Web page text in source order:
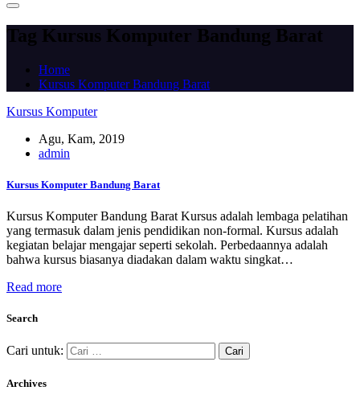
Tag Kursus Komputer Bandung Barat
Home
Kursus Komputer Bandung Barat
Kursus Komputer
Agu, Kam, 2019
admin
Kursus Komputer Bandung Barat
Kursus Komputer Bandung Barat Kursus adalah lembaga pelatihan
yang termasuk dalam jenis pendidikan non-formal. Kursus adalah
kegiatan belajar mengajar seperti sekolah. Perbedaannya adalah
bahwa kursus biasanya diadakan dalam waktu singkat…
Read more
Search
Cari untuk:
Archives